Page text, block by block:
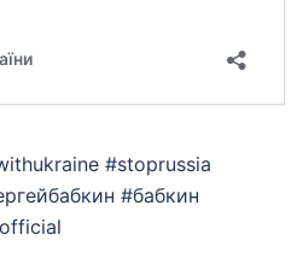
#stoprussia
#бабкин